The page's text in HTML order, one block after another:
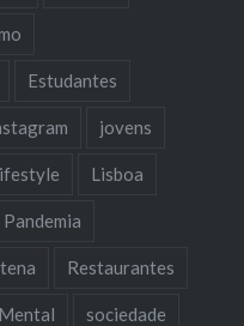
Estudantes
jovens
Lisboa
Pandemia
Restaurantes
sociedade